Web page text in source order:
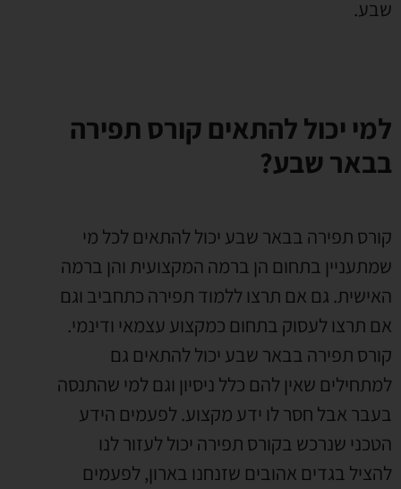
שבע.
למי יכול להתאים קורס תפירה
בבאר שבע?
קורס תפירה בבאר שבע יכול להתאים לכל מי
שמתעניין בתחום הן ברמה המקצועית והן ברמה
האישית. גם אם תרצו ללמוד תפירה כתחביב וגם
אם תרצו לעסוק בתחום כמקצוע עצמאי ודינמי.
קורס תפירה בבאר שבע יכול להתאים גם
למתחילים שאין להם כלל ניסיון וגם למי שהתנסה
בעבר אבל חסר לו ידע מקצוע. לפעמים הידע
הטכני שנרכש בקורס תפירה יכול לעזור לנו
להציל בגדים אהובים שזנחנו בארון, לפעמים